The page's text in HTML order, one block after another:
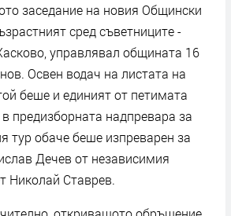
заседание на новия Общински
сред съветниците -
управлявал общината 16
Освен водач на листата на
беше и единият от петимата
предизборната надпревара за
тур обаче беше изпреварен за
Дечев от независимия
Николай Ставрев.